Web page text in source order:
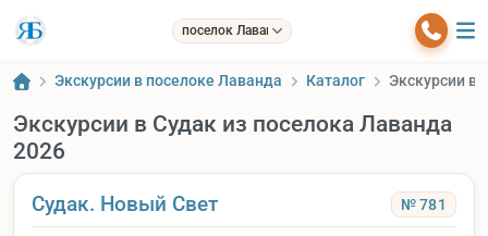
поселок Лаванда
Экскурсии в поселоке Лаванда Каталог Экскурсии в
Экскурсии в Судак из поселока Лаванда
2026
Судак. Новый Свет № 781